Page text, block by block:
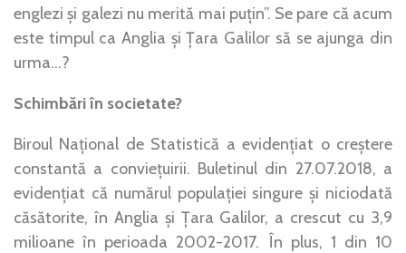
englezi și galezi nu merită mai puțin”. Se pare că acum
este timpul ca Anglia și Țara Galilor să se ajunga din
urma…?
Schimbări în societate?
Biroul Național de Statistică a evidențiat o creștere
constantă a conviețuirii. Buletinul din 27.07.2018, a
evidențiat că numărul populației singure și niciodată
căsătorite, în Anglia și Țara Galilor, a crescut cu 3,9
milioane în perioada 2002-2017. În plus, 1 din 10